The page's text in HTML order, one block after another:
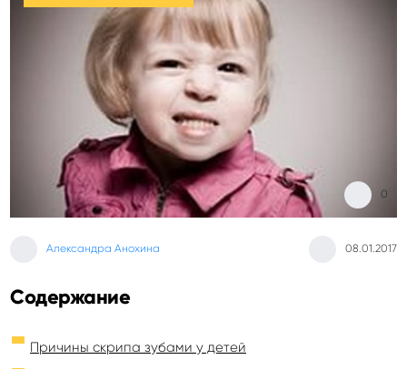
Александра Анохина 08.01.2017
0
Содержание
Причины скрипа зубами у детей